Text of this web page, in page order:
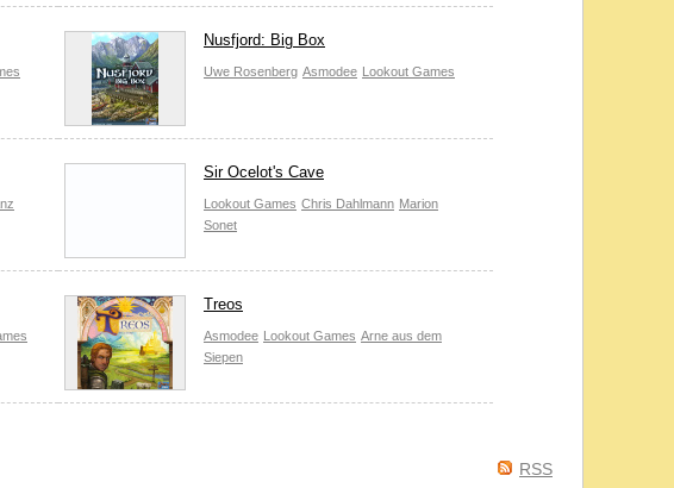
Nusfjord: Big Box
Uwe Rosenberg Asmodee Lookout Games
Sir Ocelot's Cave
Lookout Games Chris Dahlmann Marion
Sonet
Treos
Asmodee Lookout Games Arne aus dem
Siepen
RSS